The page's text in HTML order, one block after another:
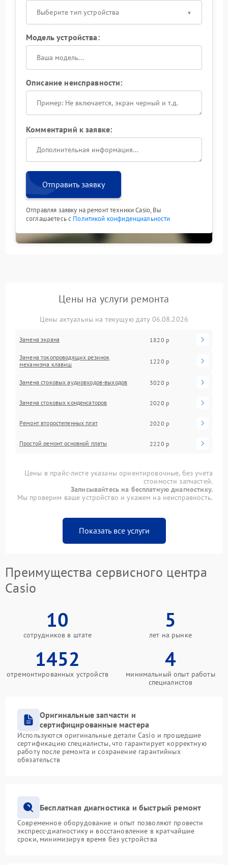
Выберите тип устройства
Модель устройства:
Описание неисправности:
Комментарий к заявке:
Отправить заявку
Отправляя заявку на ремонт техники Casio, Вы
соглашаетесь с Политикой конфиденциальности
Цены на услуги ремонта
Цены актуальны на текущую дату 06.08.2026
Замена экрана 1820 р
Замена токопроводящих резинок
механизма клавиш
1220 р
Замена стоковых аудиовходов-выходов 3020 р
Замена стоковых конденсаторов 2020 р
Ремонт второстепенных плат 2020 р
Простой ремонт основной платы 2220 р
Цены в прайс-листе указаны ориентировочные, без учета
стоимости запчастей.
Записывайтесь на бесплатную диагностику.
Мы проверим ваше устройство и укажем на неисправность.
Показать все услуги
Преимущества сервисного центра
Casio
10
сотрудников в штате
5
лет на рынке
1452
отремонтированных устройств
4
минимальный опыт работы
специалистов
Оригинальные запчасти и
сертифицированные мастера
Используются оригинальные детали Casio и прошедшие
сертификацию специалисты, что гарантирует корректную
работу после ремонта и сохранение гарантийных
обязательств
Бесплатная диагностика и быстрый ремонт
Современное оборудование и опыт позволяют провести
экспресс-диагностику и восстановление в кратчайшие
сроки, минимизируя время без устройства